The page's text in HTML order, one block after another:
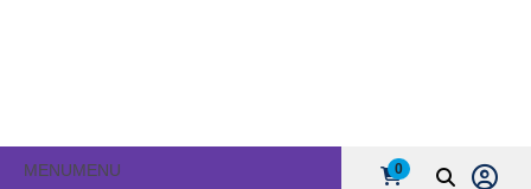
MENUMENU 0